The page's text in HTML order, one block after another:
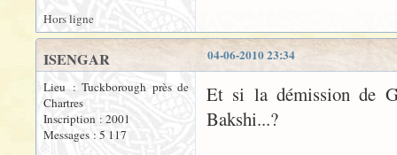
Hors ligne
04-06-2010 23:34
ISENGAR
Lieu : Tuckborough près de
Chartres
Inscription : 2001
Messages : 5 117
Et si la démission de
Bakshi...?